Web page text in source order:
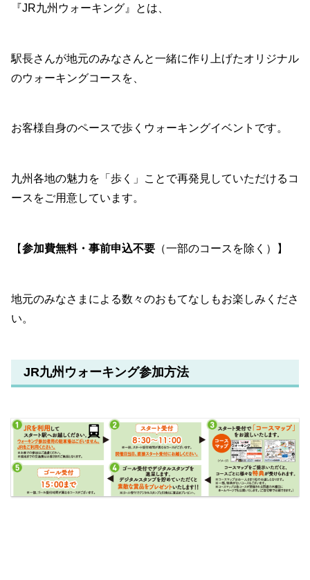
『JR九州ウォーキング』とは、
駅長さんが地元のみなさんと一緒に作り上げたオリジナル
のウォーキングコースを、
お客様自身のペースで歩くウォーキングイベントです。
九州各地の魅力を「歩く」ことで再発見していただけるコ
ースをご用意しています。
【参加費無料・事前申込不要 （一部のコースを除く）】
地元のみなさまによる数々のおもてなしもお楽しみくださ
い。
JR九州ウォーキング参加方法